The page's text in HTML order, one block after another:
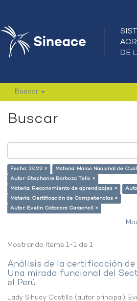
Buscar
Buscar
Fecha: 2022 ×
Materia: Marco Nacional de
Autor: Stephanie Barboza Tello ×
Materia: Reconomiento de aprendizajes ×
Materia: Certificación de Competencias ×
Autor: Evelin Catacora Caracholi ×
Mostrando ítems 1-1 de 1
Análisis de la certificación de
Una mirada funcional del
el Perú
Lady Sihuay Castillo (autor principal);